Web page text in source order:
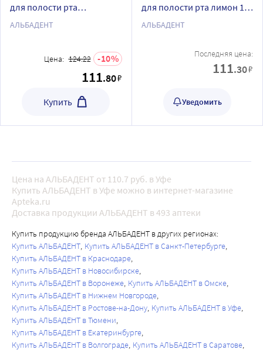
для полости рта
грейпфрут 10 мл спрей
АЛЬБАДЕНТ
Цена: 124.22 10
111.80₽
Купить
для полости рта лимон 10
мл спрей
АЛЬБАДЕНТ
Последняя цена:
111.30₽
Уведомить
Цена на АЛЬБАДЕНТ от 110.7 руб. в Уфе
Купить АЛЬБАДЕНТ в Уфе можно в интернет-магазине
Apteka.ru
Доставка продукции АЛЬБАДЕНТ в 493 аптеки
Купить продукцию бренда АЛЬБАДЕНТ в других регионах:
Купить АЛЬБАДЕНТ Купить АЛЬБАДЕНТ в Санкт-Петербурге
Купить АЛЬБАДЕНТ в Краснодаре
Купить АЛЬБАДЕНТ в Новосибирске
Купить АЛЬБАДЕНТ в Воронеже Купить АЛЬБАДЕНТ в Омске
Купить АЛЬБАДЕНТ в Нижнем Новгороде
Купить АЛЬБАДЕНТ в Ростове-на-Дону Купить АЛЬБАДЕНТ в Уфе
Купить АЛЬБАДЕНТ в Тюмени
Купить АЛЬБАДЕНТ в Екатеринбурге
Купить АЛЬБАДЕНТ в Волгограде Купить АЛЬБАДЕНТ в Саратове